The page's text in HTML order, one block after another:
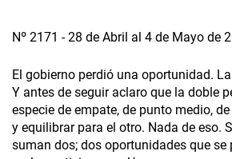
Nº 2171 - 28 de Abril al 4 de Mayo de
El gobierno perdió una oportunidad.
Y antes de seguir aclaro que la doble
especie de empate, de punto medio,
y equilibrar para el otro. Nada de eso.
suman dos; dos oportunidades que se